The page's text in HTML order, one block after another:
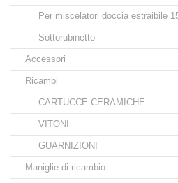
Per miscelatori doccia estraibile
Sottorubinetto
Accessori
Ricambi
CARTUCCE CERAMICHE
VITONI
GUARNIZIONI
Maniglie di ricambio